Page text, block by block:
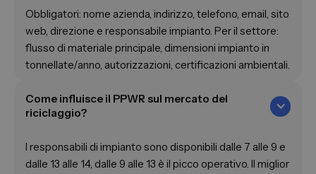
Obbligatori: nome azienda, indirizzo, telefono, email, sito
web, direzione e responsabile impianto. Per il settore:
flusso di materiale principale, dimensioni impianto in
tonnellate/anno, autorizzazioni, certificazioni ambientali.
Come influisce il PPWR sul mercato del
riciclaggio?
I responsabili di impianto sono disponibili dalle 7 alle 9 e
dalle 13 alle 14, dalle 9 alle 13 è il picco operativo. Il miglior